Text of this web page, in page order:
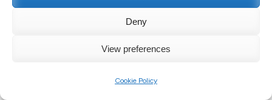
Deny
View preferences
Cookie Policy
Pour savoir quels élèves en ont le plus besoin,
vous administrez un test de mathématiques à
une classe d’élèves de 8e année. Vous